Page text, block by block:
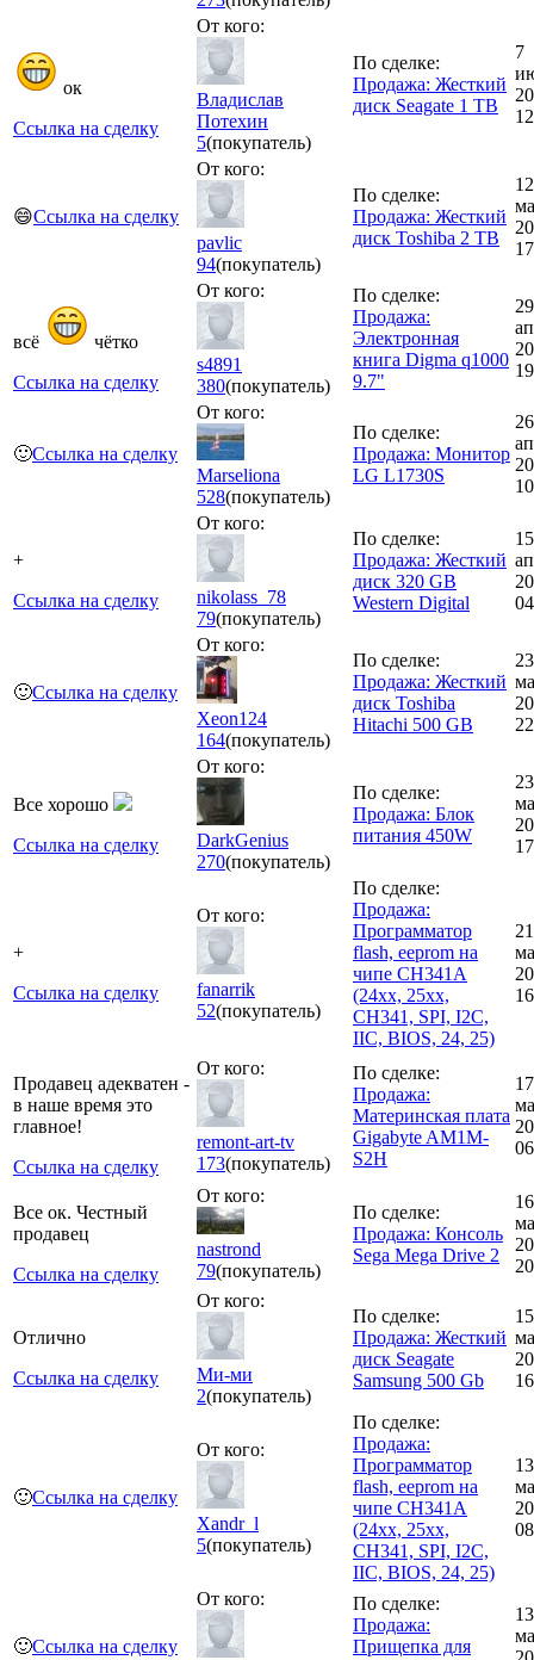
ок
Ссылка на сделку
От кого:
Владислав
Потехин
5(покупатель)
По сделке:
Продажа: Жесткий
диск Seagate 1 TB
7
😄Ссылка на сделку
От кого:
pavlic
94(покупатель)
По сделке:
Продажа: Жесткий
диск Toshiba 2 TB
12
всё
чётко
Ссылка на сделку
От кого:
s4891
380(покупатель)
По сделке:
Продажа:
Электронная
книга Digma q1000
9.7"
29
🙂Ссылка на сделку
От кого:
Marseliona
528(покупатель)
По сделке:
Продажа: Монитор
LG L1730S
26
+
Ссылка на сделку
От кого:
nikolass_78
79(покупатель)
По сделке:
Продажа: Жесткий
диск 320 GB
Western Digital
15
🙂Ссылка на сделку
От кого:
Xeon124
164(покупатель)
По сделке:
Продажа: Жесткий
диск Toshiba
Hitachi 500 GB
23
Все хорошо
Ссылка на сделку
От кого:
DarkGenius
270(покупатель)
По сделке:
Продажа: Блок
питания 450W
23
+
Ссылка на сделку
От кого:
fanarrik
52(покупатель)
По сделке:
Продажа:
Программатор
flash, eeprom на
чипе CH341A
(24xx, 25xx,
CH341, SPI, I2C,
IIC, BIOS, 24, 25)
21
Продавец адекватен -
в наше время это
главное!
Ссылка на сделку
От кого:
remont-art-tv
173(покупатель)
По сделке:
Продажа:
Материнская плата
Gigabyte AM1M-
S2H
17
Все ок. Честный
продавец
Ссылка на сделку
От кого:
nastrond
79(покупатель)
По сделке:
Продажа: Консоль
Sega Mega Drive 2
16
Отлично
Ссылка на сделку
От кого:
Ми-ми
2(покупатель)
По сделке:
Продажа: Жесткий
диск Seagate
Samsung 500 Gb
15
🙂Ссылка на сделку
От кого:
Xandr_l
5(покупатель)
По сделке:
Продажа:
Программатор
flash, eeprom на
чипе CH341A
(24xx, 25xx,
CH341, SPI, I2C,
IIC, BIOS, 24, 25)
13
🙂Ссылка на сделку
От кого:
По сделке:
Продажа:
Прищепка для
13